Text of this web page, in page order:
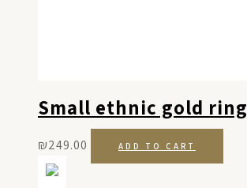
Small ethnic gold ring
₪249.00 ADD TO CART